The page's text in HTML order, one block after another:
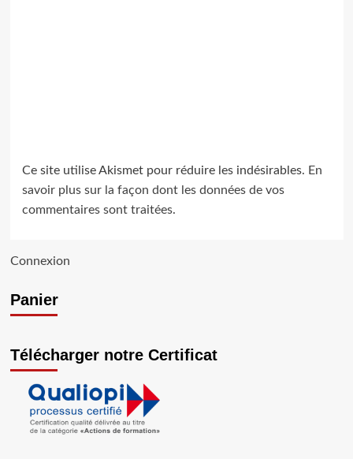
Ce site utilise Akismet pour réduire les indésirables. En
savoir plus sur la façon dont les données de vos
commentaires sont traitées.
Connexion
Panier
Télécharger notre Certificat